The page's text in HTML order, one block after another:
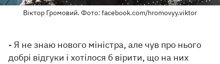
Віктор Громовий. Фото: facebook.com/hromovyy.viktor
- Я не знаю нового міністра, але чув про нього
добрі відгуки і хотілося б вірити, що на них